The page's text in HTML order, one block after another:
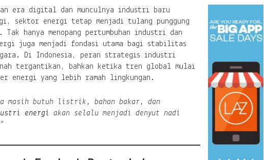
era digital dan munculnya industri baru
sektor energi tetap menjadi tulang punggung
Tak hanya menopang pertumbuhan industri dan
juga menjadi fondasi utama bagi stabilitas
Di Indonesia, peran strategis industri
tergantikan, bahkan ketika tren global mulai
energi yang lebih ramah lingkungan.
masih butuh listrik, bahan bakar, dan
energi
akan selalu menjadi denyut nadi